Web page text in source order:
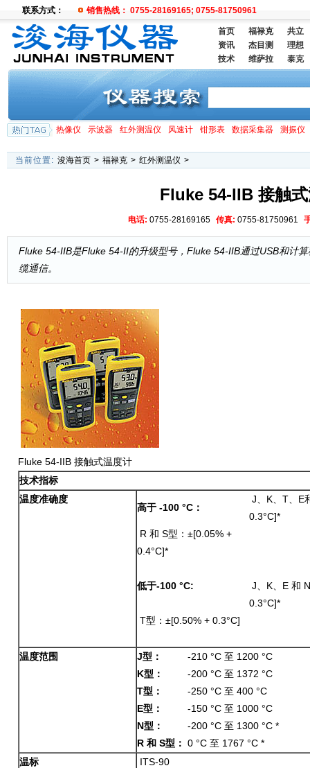
联系方式： 销售热线： 0755-28169165; 0755-81750961
首页 福禄克
共立
资讯
杰目测
理想
技术
维萨拉 泰克
热像仪 示波器 红外测温仪 风速计 钳形表 数据采集器 测振仪
当前位置: 浚海首页 > 福禄克 > 红外测温仪 >
Fluke 54-IIB 接触
电话: 0755-28169165 传真: 0755-81750961
Fluke 54-IIB是Fluke 54-II的升级型号，Fluke 54-IIB通过USB和计
缆通信。
Fluke 54-IIB 接触式温度计
技术指标
温度准确度
高于 -100 °C ：
J、K、T、E
0.3°C]*
R 和 S型：±[0.05% +
0.4°C]*
低于-100 °C:
J、K、E 和
0.3°C]*
T型：±[0.50% + 0.3°C]
温度范围 J型：
-210 °C 至 1200 °C
K型：
-200 °C 至 1372 °C
T型：
-250 °C 至 400 °C
E型：
-150 °C 至 1000 °C
N型：
-200 °C 至 1300 °C *
R 和 S型： 0 °C 至 1767 °C *
温标
ITS-90